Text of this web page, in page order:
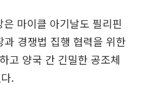
마이클 아기날도 필리핀
과 경쟁법 집행 협력을 위한
고 양국 간 긴밀한 공조체
.